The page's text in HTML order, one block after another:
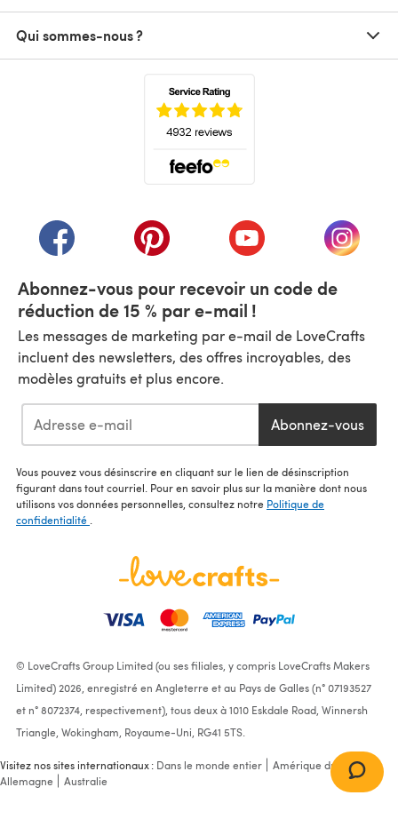
Qui sommes-nous ?
(s'ouvre dans un nouvel onglet)
(s'ouvre dans un nouvel onglet)
(s'ouvre dans un(s'ouvre
Abonnez-vous pour recevoir un code de
réduction de 15 % par e-mail !
Les messages de marketing par e-mail de LoveCrafts
incluent des newsletters, des offres incroyables, des
modèles gratuits et plus encore.
Abonnez-vous
Vous pouvez vous désinscrire en cliquant sur le lien de désinscription
figurant dans tout courriel. Pour en savoir plus sur la manière dont nous
utilisons vos données personnelles, consultez notre Politique de
confidentialité
© LoveCrafts Group Limited (ou ses filiales, y compris LoveCrafts Makers
Limited) 2026, enregistré en Angleterre et au Pays de Galles (n° 07193527
et n° 8072374, respectivement), tous deux à 1010 Eskdale Road, Winnersh
Triangle, Wokingham, Royaume-Uni, RG41 5TS.
Visitez nos sites internationaux : Dans le monde entier
Amérique du Nord
Allemagne
Australie